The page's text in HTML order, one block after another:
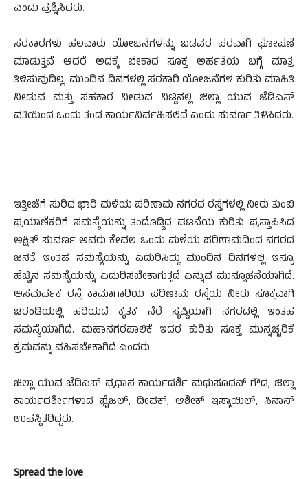
ಎಂದು ಪ್ರಶ್ನಿಸಿದರು.
ಸರಕಾರಗಳು ಹಲವಾರು ಯೋಜನೆಗಳನ್ನು ಬಡವರ ಪರವಾಗಿ ಘೋಷಣೆ
ಮಾಡುತ್ತವೆ ಆದರೆ ಅದಕ್ಕೆ ಬೇಕಾದ ಸೂಕ್ತ ಅರ್ಹತೆಯ ಬಗ್ಗೆ ಮಾತ್ರ
ತಿಳಿಸುವುದಿಲ್ಲ. ಮುಂದಿನ ದಿನಗಳಲ್ಲಿ ಸರಕಾರಿ ಯೋಜನೆಗಳ ಕುರಿತು ಮಾಹಿತಿ
ನೀಡುವ ಮತ್ತು ಸಹಕಾರ ನೀಡುವ ನಿಟ್ಟಿನಲ್ಲಿ ಜಿಲ್ಲಾ ಯುವ ಜೆಡಿಎಸ್
ವತಿಯಿಂದ ಒಂದು ತಂಡ ಕಾರ್ಯನಿರ್ವಹಿಸಲಿದೆ ಎಂದು ಸುವರ್ಣ ತಿಳಿಸಿದರು.
ಇತ್ತೀಚೆಗೆ ಸುರಿದ ಭಾರಿ ಮಳೆಯ ಪರಿಣಾಮ ನಗರದ ರಸ್ತೆಗಳಲ್ಲಿ ನೀರು ತುಂಬಿ
ಪ್ರಯಾಣಿಕರಿಗೆ ಸಮಸ್ಯೆಯನ್ನು ತಂದೊಡ್ಡಿದ ಘಟನೆಯ ಕುರಿತು ಪ್ರಸ್ತಾಪಿಸಿದ
ಅಕ್ಷಿತ್ ಸುವರ್ಣ ಅವರು ಕೇವಲ ಒಂದು ಮಳೆಯ ಪರಿಣಾಮದಿಂದ ನಗರದ
ಜನತೆ ಇಂತಹ ಸಮಸ್ಯೆಯನ್ನು ಎದುರಿಸಿದ್ದು ಮುಂದಿನ ದಿನಗಳಲ್ಲಿ ಇನ್ನೂ
ಹೆಚ್ಚಿನ ಸಮಸ್ಯೆಯನ್ನು ಎದುರಿಸಬೇಕಾಗುತ್ತದೆ ಎನ್ನುವ ಮುನ್ಸೂಚನೆಯಾಗಿದೆ.
ಅಸಮರ್ಪಕ ರಸ್ತೆ ಕಾಮಾಗಾರಿಯ ಪರಿಣಾಮ ರಸ್ತೆಯ ನೀರು ಸೂಕ್ತವಾಗಿ
ಚರಂಡಿಯಲ್ಲಿ ಹರಿಯದೆ ಕೃತಕ ನೆರೆ ಸೃಷ್ಟಿಯಾಗಿ ನಗರದಲ್ಲಿ ಇಂತಹ
ಸಮಸ್ಯೆಯಾಗಿದೆ. ಮಹಾನಗರಪಾಲಿಕೆ ಇದರ ಕುರಿತು ಸೂಕ್ತ ಮುನ್ನಚ್ಚರಿಕೆ
ಕ್ರಮವನ್ನು ವಹಿಸಬೇಕಾಗಿದೆ ಎಂದರು.
ಜಿಲ್ಲಾ ಯುವ ಜೆಡಿಎಸ್ ಪ್ರಧಾನ ಕಾರ್ಯದರ್ಶಿ ಮಧುಸೂಧನ್ ಗೌಡ, ಜಿಲ್ಲಾ
ಕಾರ್ಯದರ್ಶೀಗಳಾದ ಫೈಜಲ್, ದೀಪಕ್, ಆಶೀಕ್ ಇಸ್ಮಾಯಿಲ್, ಸಿನಾನ್
ಉಪಸ್ಥಿತರಿದ್ದರು.
Spread the love